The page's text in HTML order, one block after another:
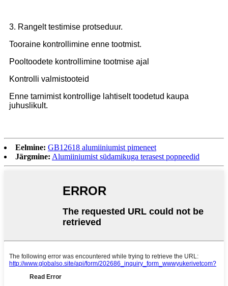
3. Rangelt testimise protseduur.
Tooraine kontrollimine enne tootmist.
Pooltoodete kontrollimine tootmise ajal
Kontrolli valmistooteid
Enne tarnimist kontrollige lahtiselt toodetud kaupa
juhuslikult.
Eelmine: GB12618 alumiiniumist pimeneet
Järgmine: Alumiiniumist südamikuga terasest popneedid